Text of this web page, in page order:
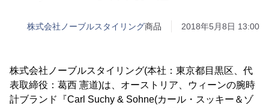
株式会社ノーブルスタイリング商品 2018年5月8日 13:00
株式会社ノーブルスタイリング(本社：東京都目黒区、代
表取締役：葛西 憲道)は、オーストリア、ウィーンの腕時
計ブランド『Carl Suchy & Sohne(カール・スッキー＆ゾ